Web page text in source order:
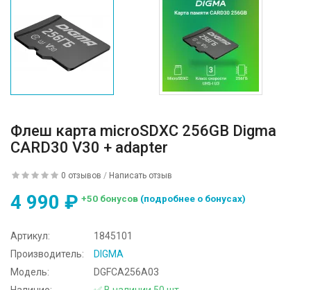
Флеш карта microSDXC 256GB Digma
CARD30 V30 + adapter
0 отзывов / Написать отзыв
4 990 ₽ +50 бонусов (подробнее о бонусах)
Артикул:
1845101
Производитель:
DIGMA
Модель:
DGFCA256A03